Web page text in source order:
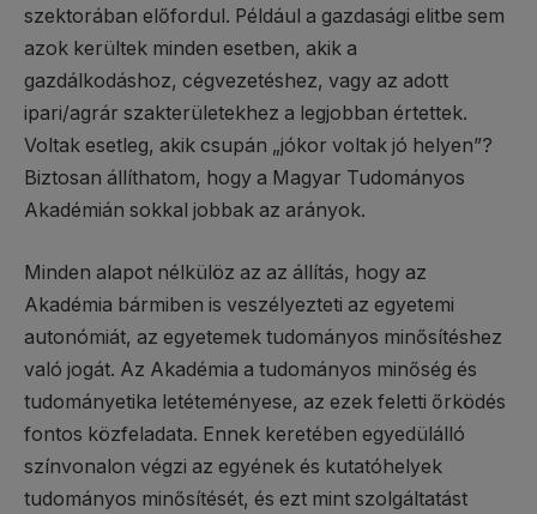
szektorában előfordul. Például a gazdasági elitbe sem
azok kerültek minden esetben, akik a
gazdálkodáshoz, cégvezetéshez, vagy az adott
ipari/agrár szakterületekhez a legjobban értettek.
Voltak esetleg, akik csupán „jókor voltak jó helyen”?
Biztosan állíthatom, hogy a Magyar Tudományos
Akadémián sokkal jobbak az arányok.
Minden alapot nélkülöz az az állítás, hogy az
Akadémia bármiben is veszélyezteti az egyetemi
autonómiát, az egyetemek tudományos minősítéshez
való jogát. Az Akadémia a tudományos minőség és
tudományetika letéteményese, az ezek feletti őrködés
fontos közfeladata. Ennek keretében egyedülálló
színvonalon végzi az egyének és kutatóhelyek
tudományos minősítését, és ezt mint szolgáltatást